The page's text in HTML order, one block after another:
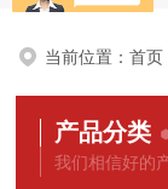
当前位置：首页
产品分类
我们相信好的